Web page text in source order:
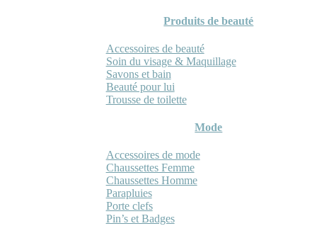
Produits de beauté
Accessoires de beauté
Soin du visage & Maquillage
Savons et bain
Beauté pour lui
Trousse de toilette
Mode
Accessoires de mode
Chaussettes Femme
Chaussettes Homme
Parapluies
Porte clefs
Pin’s et Badges